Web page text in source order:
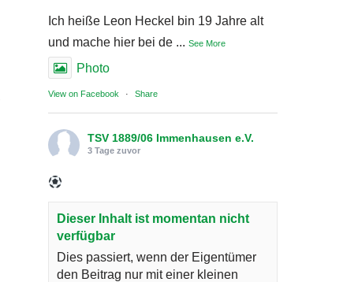
Ich heiße Leon Heckel bin 19 Jahre alt
und mache hier bei de ... See More
Photo
View on Facebook · Share
TSV 1889/06 Immenhausen e.V.
3 Tage zuvor
Dieser Inhalt ist momentan nicht
verfügbar
Dies passiert, wenn der Eigentümer
den Beitrag nur mit einer kleinen